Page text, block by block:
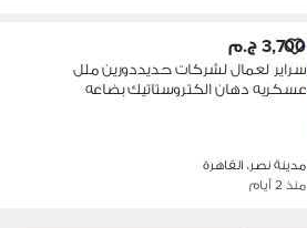
3,700 ج.م
سراير لعمال لشركات حديددورين ملل
عسكريه دهان الكتروستاتيك بضاعه
مدينة نصر، القاهرة
منذ 2 أيام